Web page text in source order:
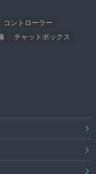
コントローラー
チャットボックス